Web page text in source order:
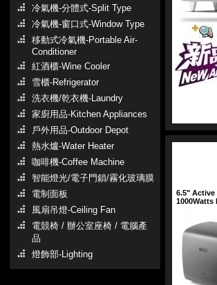
冷氣機-分體式-Split Type
冷氣機-窗口式-Window Type
移動式冷氣機-Portable Air-
Conditioner
紅酒櫃-Wine Cooler
雪櫃-Refrigerator
洗衣機/乾衣機-Laundry
家廚用品-Kitchen Appliances
戶外用品-Outdoor Depot
熱水爐-Water Heater
咖啡機-Coffee Machine
智能燈光/電子門鎖/霧化玻璃膜
電制面板
風扇吊燈-Ceiling Fan
電競椅 / 辦公室座椅 / 電腦產
品
燈飾部-Lighting
6.5"
1000Watts